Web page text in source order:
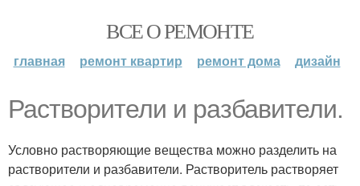
ВСЕ О РЕМОНТЕ
главная ремонт квартир ремонт дома дизайн
Растворители и разбавители.
Условно растворяющие вещества можно разделить на
растворители и разбавители. Растворитель растворяет